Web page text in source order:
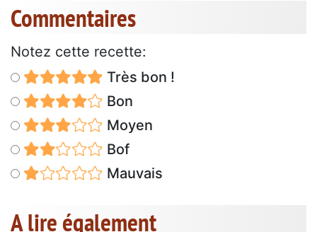
Commentaires
Notez cette recette:
Très bon !
Bon
Moyen
Bof
Mauvais
A lire également